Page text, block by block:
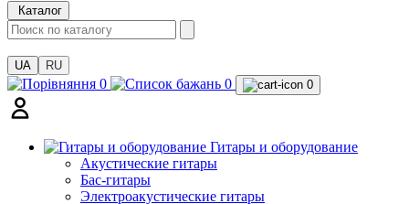
Каталог
UA RU
0 0 0
Гитары и оборудование
Акустические гитары
Бас-гитары
Электроакустические гитары